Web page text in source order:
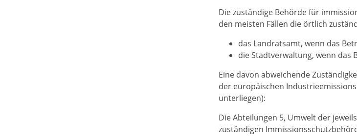
Die zuständige Behörde für
den meisten Fällen die örtlich
das Landratsamt, wenn das
die Stadtverwaltung, wenn das
Eine davon abweichende
der europäischen
unterliegen):
Die Abteilungen 5, Umwelt der
zuständigen